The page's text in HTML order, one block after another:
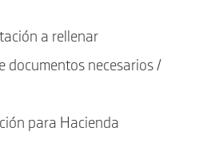
a rellenar
documentos necesarios /
para Hacienda